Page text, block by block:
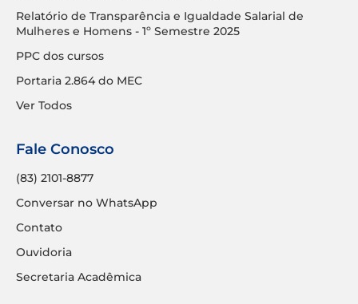
Relatório de Transparência e Igualdade Salarial de
Mulheres e Homens - 1º Semestre 2025
PPC dos cursos
Portaria 2.864 do MEC
Ver Todos
Fale Conosco
(83) 2101-8877
Conversar no WhatsApp
Contato
Ouvidoria
Secretaria Acadêmica